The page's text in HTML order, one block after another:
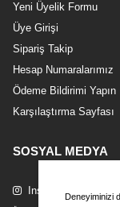
Deneyiminizi
Yeni Üyelik Formu
Üye Girişi
Sipariş Takip
Hesap Numaralarımız
Ödeme Bildirimi Yapın
Karşılaştırma Sayfası
SOSYAL MEDYA
Instagram